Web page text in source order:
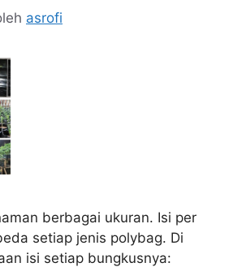
asrofi
berbagai ukuran. Isi per
setiap jenis polybag. Di
isi setiap bungkusnya: